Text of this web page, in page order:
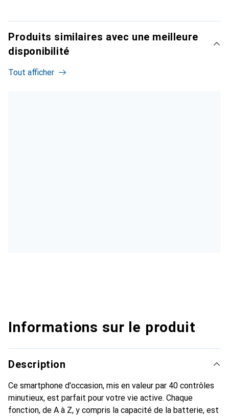
Produits similaires avec une meilleure
disponibilité
Tout afficher
Informations sur le produit
Description
Ce smartphone d'occasion, mis en valeur par 40 contrôles
minutieux, est parfait pour votre vie active. Chaque
fonction, de A à Z, y compris la capacité de la batterie, est